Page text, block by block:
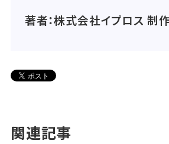
著者：株式会社イプロス 制
関連記事